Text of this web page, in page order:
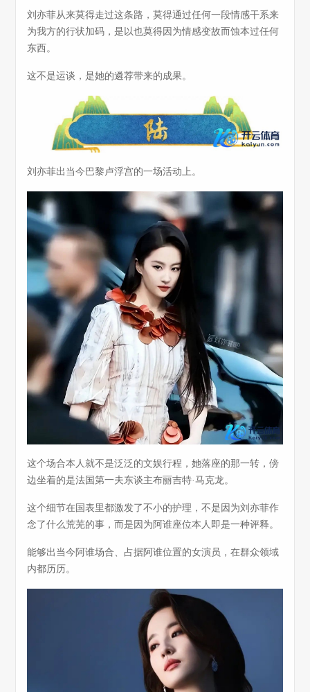
刘亦菲从来莫得走过这条路，莫得通过任何一段情感干系来
为我方的行状加码，是以也莫得因为情感变故而蚀本过任何
东西。
这不是运谈，是她的遴荐带来的成果。
刘亦菲出当今巴黎卢浮宫的一场活动上。
这个场合本人就不是泛泛的文娱行程，她落座的那一转，傍
边坐着的是法国第一夫东谈主布丽吉特·马克龙。
这个细节在国表里都激发了不小的护理，不是因为刘亦菲作
念了什么荒芜的事，而是因为阿谁座位本人即是一种评释。
能够出当今阿谁场合、占据阿谁位置的女演员，在群众领域
内都历历。